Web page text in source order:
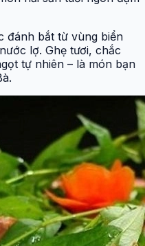
đánh bắt từ vùng biển
lợ. Ghẹ tươi, chắc
tự nhiên – là món bạn